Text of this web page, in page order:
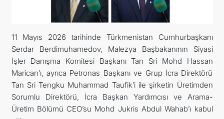
DB
İLETIŞIM
11 Mayıs 2026 tarihinde Türkmenistan Cumhurbaşkanı
Serdar Berdimuhamedov, Malezya Başbakanının Siyasi
İşler Danışma Komitesi Başkanı Tan Sri Mohd Hassan
Marican’ı, ayrıca Petronas Başkanı ve Grup İcra Direktörü
Tan Sri Tengku Muhammad Taufik’i ile şirketin Üretimden
Sorumlu Direktörü, İcra Başkan Yardımcısı ve Arama-
Üretim Bölümü CEO’su Mohd Jukris Abdul Wahab’ı kabul